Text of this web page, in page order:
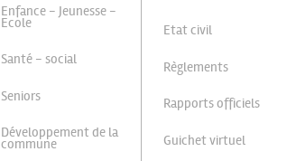
Enfance - Jeunesse -
Ecole
Santé - social
Seniors
Développement de la
commune
Etat civil
Règlements
Rapports officiels
Guichet virtuel